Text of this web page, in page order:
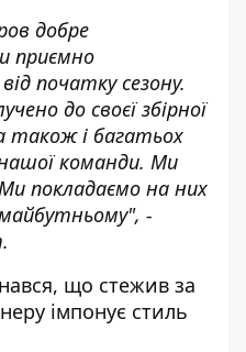
добре
приємно
початку сезону.
до своєї збірної
також і багатьох
нашої команди. Ми
Ми покладаємо на них
майбутньому", -
що стежив за
імпонує стиль